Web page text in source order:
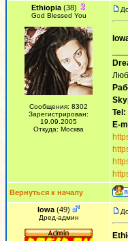
Ethiopia(38)
God Blessed You
Сообщения: 8302
Зарегистрирован:
19.09.2005
Откуда: Москва
Tel:
E-
Вернуться к началу
Iowa (49)
Дред-админ